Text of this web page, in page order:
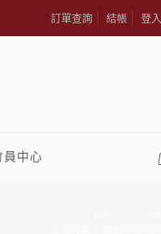
訂單查詢 結帳 登入
員中心